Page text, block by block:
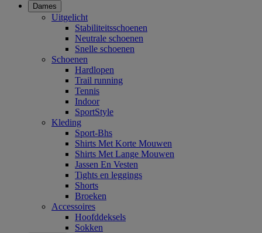
Dames
Uitgelicht
Stabiliteitsschoenen
Neutrale schoenen
Snelle schoenen
Schoenen
Hardlopen
Trail running
Tennis
Indoor
SportStyle
Kleding
Sport-Bhs
Shirts Met Korte Mouwen
Shirts Met Lange Mouwen
Jassen En Vesten
Tights en leggings
Shorts
Broeken
Accessoires
Hoofddeksels
Sokken